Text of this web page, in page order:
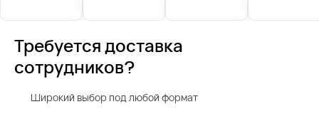
Требуется доставка
сотрудников?
Широкий выбор под любой формат